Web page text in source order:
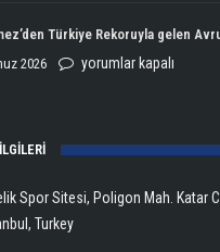
Aldı!
Şampiyonu
Lanlana
Türkiye Rekoruyla gelen
2026
Eylül
Rekoruyla
Avrupa
yorumlar kapalı
Spor Sitesi, Poligon Mah. Katar
Turkey